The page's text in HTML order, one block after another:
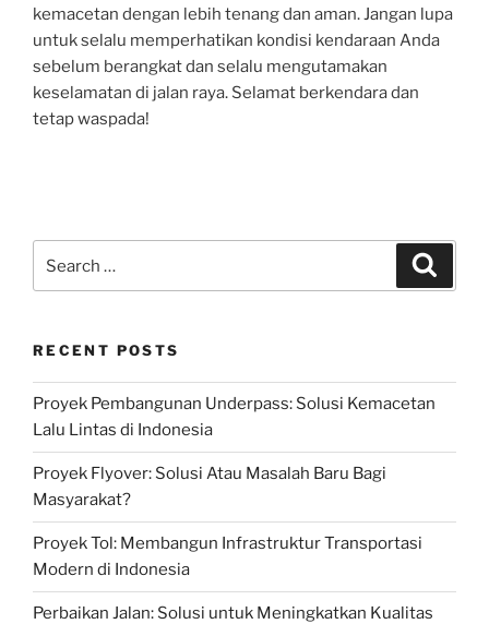
kemacetan dengan lebih tenang dan aman. Jangan lupa
untuk selalu memperhatikan kondisi kendaraan Anda
sebelum berangkat dan selalu mengutamakan
keselamatan di jalan raya. Selamat berkendara dan
tetap waspada!
for:
RECENT POSTS
Proyek Pembangunan Underpass: Solusi Kemacetan
Lalu Lintas di Indonesia
Proyek Flyover: Solusi Atau Masalah Baru Bagi
Masyarakat?
Proyek Tol: Membangun Infrastruktur Transportasi
Modern di Indonesia
Perbaikan Jalan: Solusi untuk Meningkatkan Kualitas